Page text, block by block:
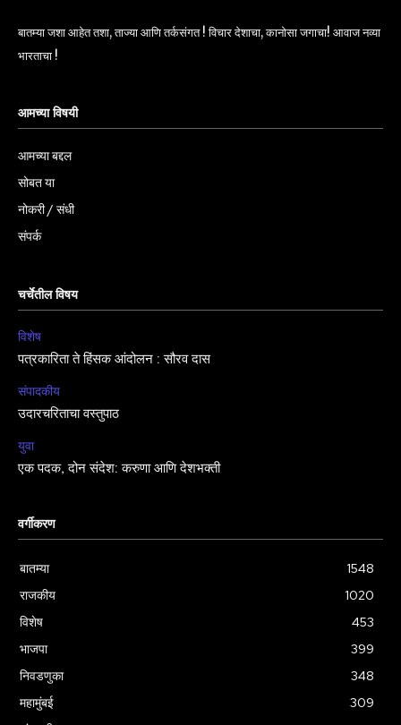
बातम्या जशा आहेत तशा, ताज्या आणि तर्कसंगत ! विचार देशाचा, कानोसा जगाचा! आवाज नव्या
भारताचा !
आमच्या विषयी
आमच्या बद्दल
सोबत या
नोकरी / संधी
संपर्क
चर्चेतील विषय
विशेष
पत्रकारिता ते हिंसक आंदोलन : सौरव दास
संपादकीय
उदारचरिताचा वस्तुपाठ
युवा
एक पदक, दोन संदेश: करुणा आणि देशभक्ती
वर्गीकरण
बातम्या
1548
राजकीय
1020
विशेष
453
भाजपा
399
निवडणुका
348
महामुंबई
309